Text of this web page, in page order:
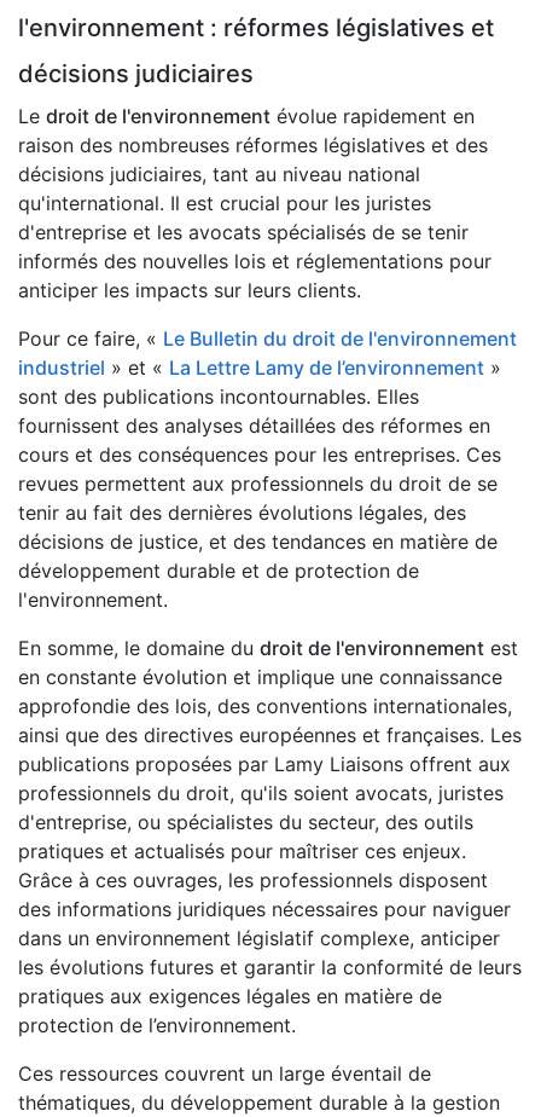
l'environnement : réformes législatives et
décisions judiciaires
Le droit de l'environnement évolue rapidement en
raison des nombreuses réformes législatives et des
décisions judiciaires, tant au niveau national
qu'international. Il est crucial pour les juristes
d'entreprise et les avocats spécialisés de se tenir
informés des nouvelles lois et réglementations pour
anticiper les impacts sur leurs clients.
Pour ce faire, « Le Bulletin du droit de l'environnement
industriel » et « La Lettre Lamy de l’environnement »
sont des publications incontournables. Elles
fournissent des analyses détaillées des réformes en
cours et des conséquences pour les entreprises. Ces
revues permettent aux professionnels du droit de se
tenir au fait des dernières évolutions légales, des
décisions de justice, et des tendances en matière de
développement durable et de protection de
l'environnement.
En somme, le domaine du droit de l'environnement est
en constante évolution et implique une connaissance
approfondie des lois, des conventions internationales,
ainsi que des directives européennes et françaises. Les
publications proposées par Lamy Liaisons offrent aux
professionnels du droit, qu'ils soient avocats, juristes
d'entreprise, ou spécialistes du secteur, des outils
pratiques et actualisés pour maîtriser ces enjeux.
Grâce à ces ouvrages, les professionnels disposent
des informations juridiques nécessaires pour naviguer
dans un environnement législatif complexe, anticiper
les évolutions futures et garantir la conformité de leurs
pratiques aux exigences légales en matière de
protection de l’environnement.
Ces ressources couvrent un large éventail de
thématiques, du développement durable à la gestion